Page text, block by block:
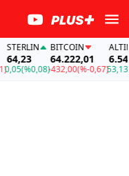
STERLIN
64,23
(%0,08)
BITCOIN
64.222,01
-432,00(%-0,67)
ALTIN
53,13